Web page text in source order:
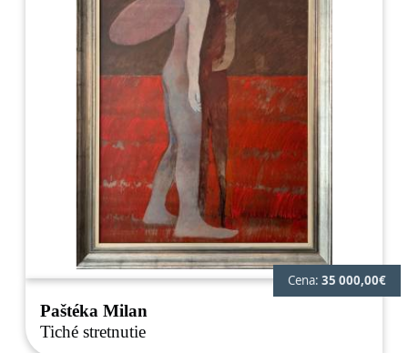
Cena: 35 000,00€
Paštéka Milan
Tiché stretnutie